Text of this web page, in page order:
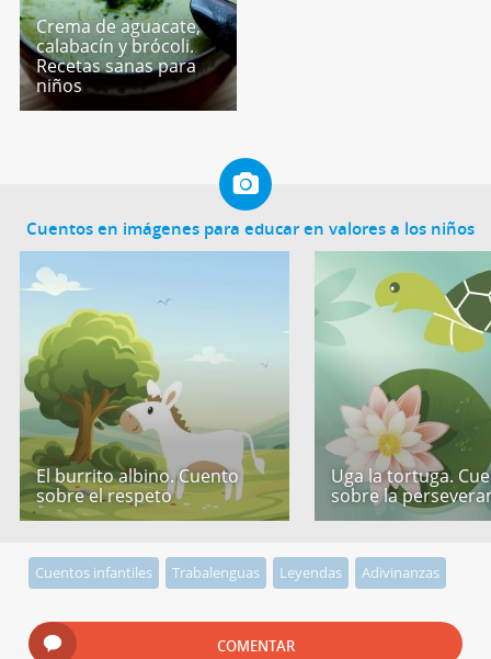
Crema de aguacate,
calabacín y brócoli.
Recetas sanas para
niños
Cuentos en imágenes para educar en valores a los niños
El burrito albino. Cuento
sobre el respeto
Uga la tortuga.
sobre la
Cuentos infantiles Trabalenguas Leyendas Adivinanzas
COMENTAR